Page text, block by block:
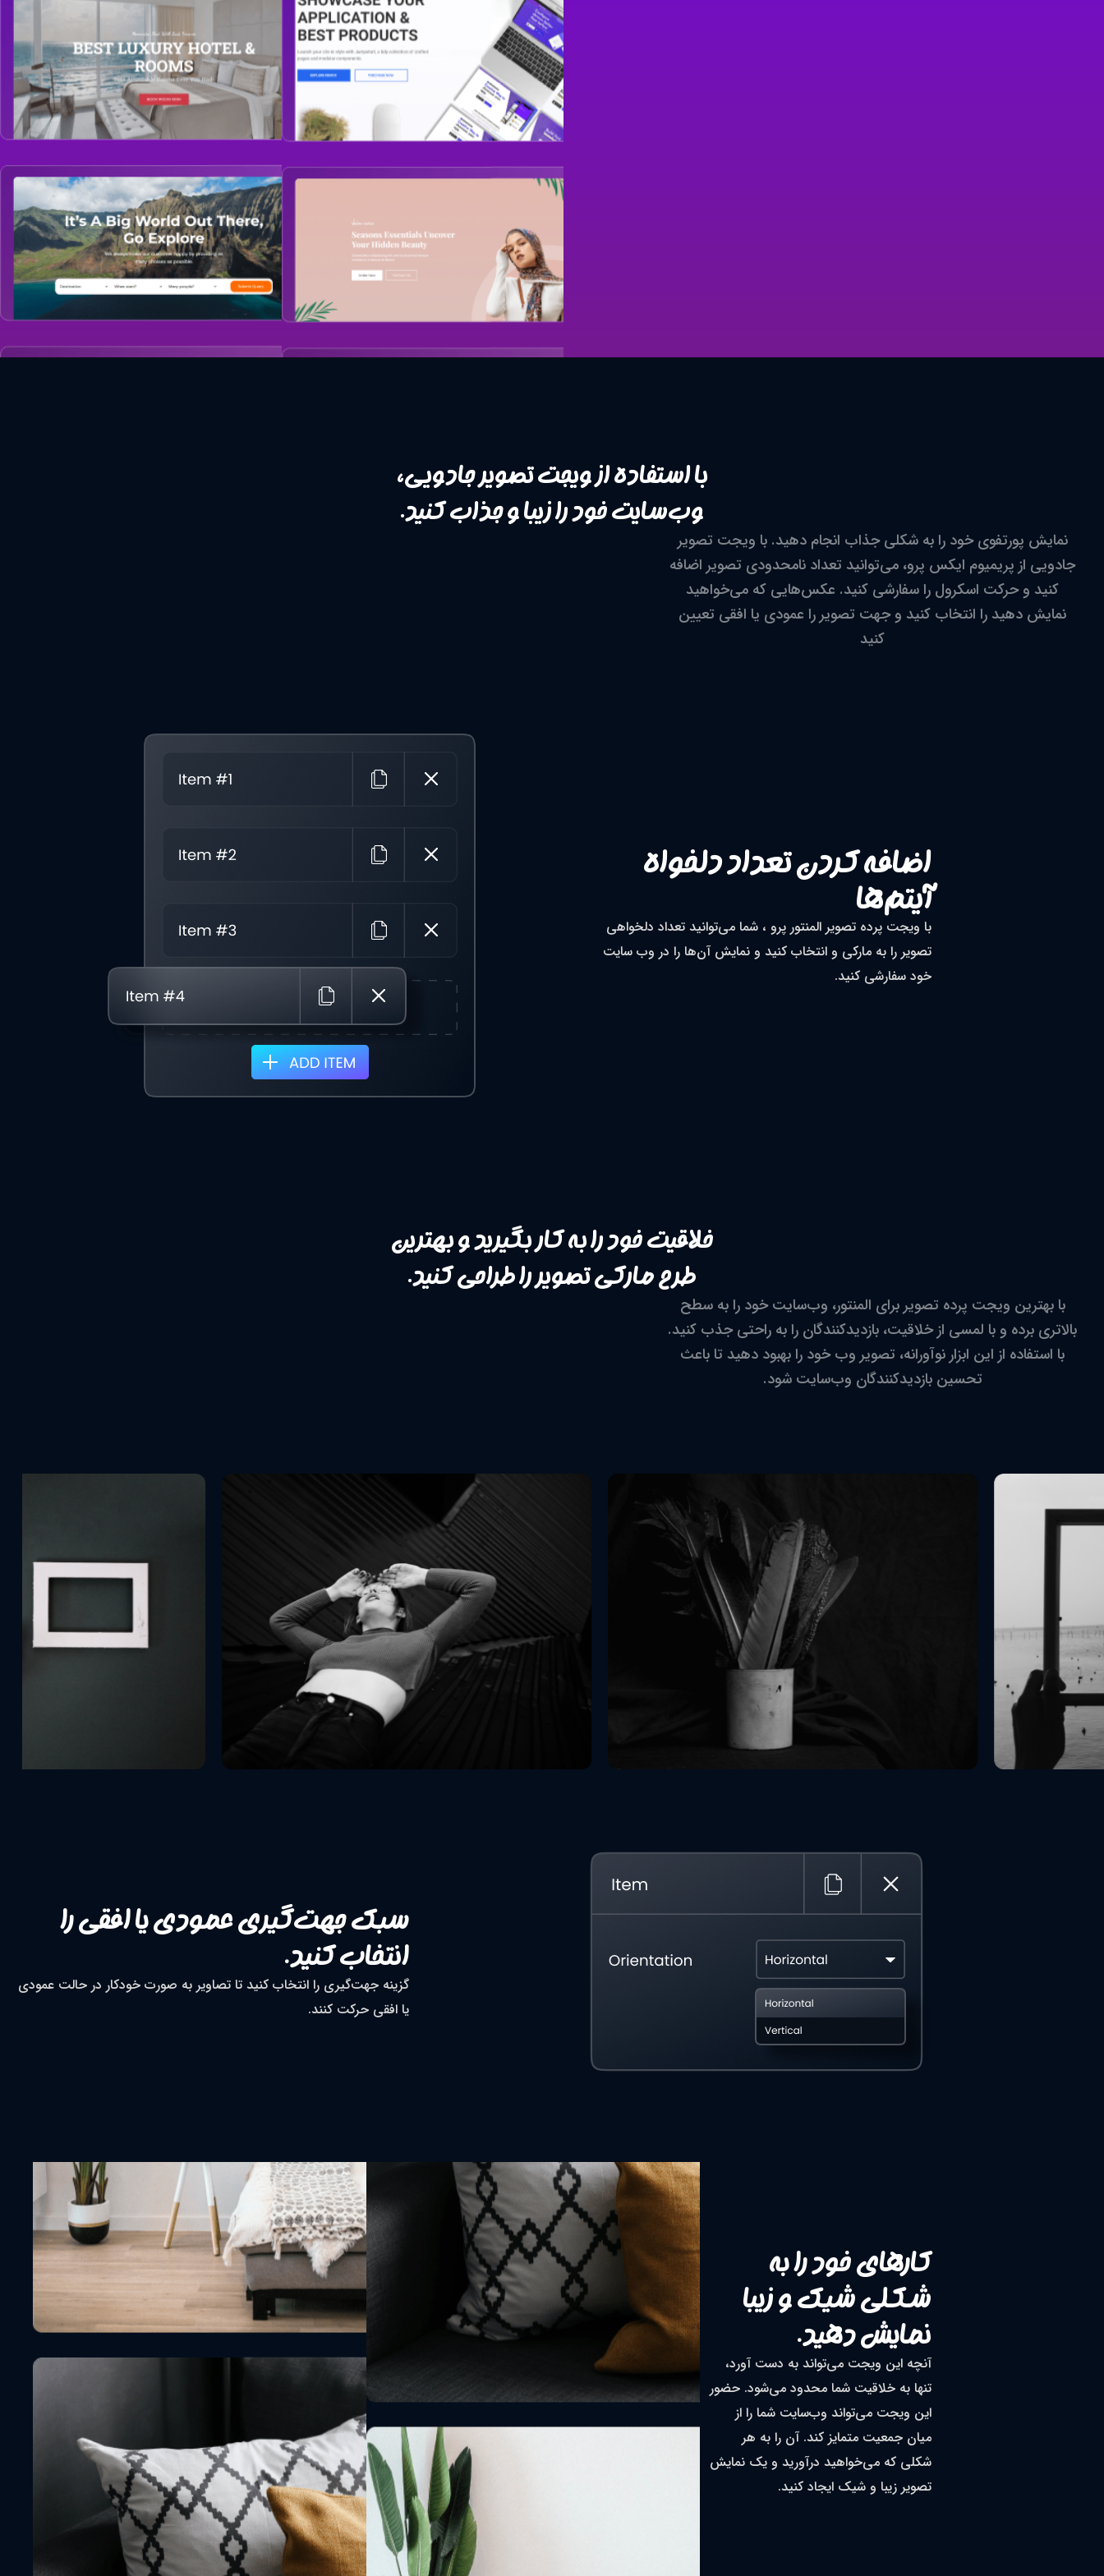
با استفاده از ویجت تصویر جادویی،
وب‌سایت خود را زیبا و جذاب کنید.
نمایش پورتفوی خود را به شکلی جذاب انجام دهید. با ویجت تصویر
جادویی از پریمیوم ایکس پرو، می‌توانید تعداد نامحدودی تصویر اضافه
کنید و حرکت اسکرول را سفارشی کنید. عکس‌هایی که می‌خواهید
نمایش دهید را انتخاب کنید و جهت تصویر را عمودی یا افقی تعیین
کنید
اضافه کردن تعداد دلخواه
آیتم‌ها
با ویجت پرده تصویر المنتور پرو ، شما می‌توانید تعداد دلخواهی
تصویر را به مارکی و انتخاب کنید و نمایش آن‌ها را در وب سایت
خود سفارشی کنید.
خلاقیت خود را به کار بگیرید و بهترین
طرح مارکی تصویر را طراحی کنید.
با بهترین ویجت پرده تصویر برای المنتور، وب‌سایت خود را به سطح
بالاتری برده و با لمسی از خلاقیت، بازدیدکنندگان را به راحتی جذب کنید.
با استفاده از این ابزار نوآورانه، تصویر وب خود را بهبود دهید تا باعث
تحسین بازدیدکنندگان وب‌سایت شود.
سبک جهت‌گیری عمودی یا افقی را
انتخاب کنید.
گزینه جهت‌گیری را انتخاب کنید تا تصاویر به صورت خودکار در حالت عمودی
یا افقی حرکت کنند.
کارهای خود را به
شکلی شیک و زیبا
نمایش دهید.
آنچه این ویجت می‌تواند به دست آورد،
تنها به خلاقیت شما محدود می‌شود. حضور
این ویجت می‌تواند وب‌سایت شما را از
میان جمعیت متمایز کند. آن را به هر
شکلی که می‌خواهید درآورید و یک نمایش
تصویر زیبا و شیک ایجاد کنید.